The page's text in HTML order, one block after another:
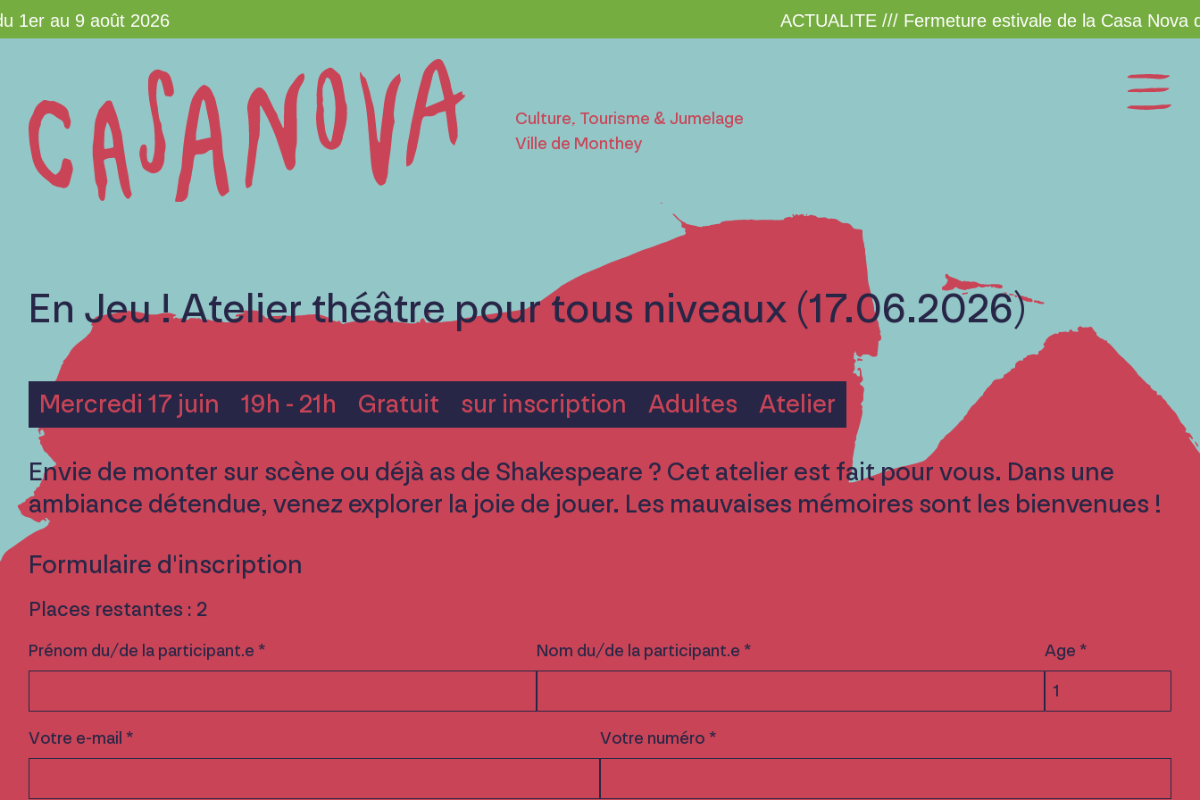
au 9 août 2026
Culture, Tourisme & Jumelage
Ville de Monthey
En Jeu ! Atelier théâtre pour tous niveaux (17.06.2026)
Mercredi 17 juin 19h - 21h Gratuit sur inscription Adultes Atelier
Envie de monter sur scène ou déjà as de Shakespeare ? Cet atelier est fait pour vous. Dans une
ambiance détendue, venez explorer la joie de jouer. Les mauvaises mémoires sont les bienvenues !
Formulaire d'inscription
Places restantes : 2
Prénom du/de la participant.e * Nom du/de la participant.e * Age *
Votre e-mail * Votre numéro *